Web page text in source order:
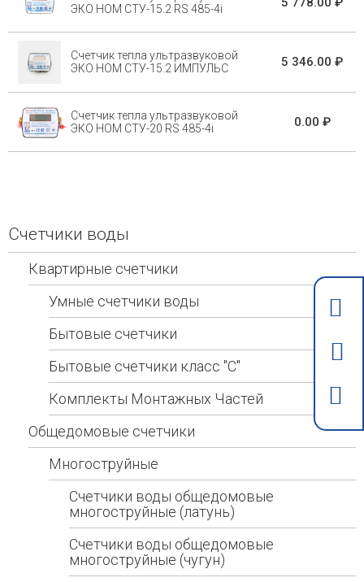
Счетчики воды
Квартирные счетчики
Умные счетчики воды
Бытовые счетчики
Бытовые счетчики класс "С"
Комплекты Монтажных Частей
Общедомовые счетчики
Многоструйные
Счетчики воды общедомовые
многоструйные (латунь)
Счетчики воды общедомовые
многоструйные (чугун)
ЭКО НОМ СТУ-15.2 RS 485-4i
Счетчик тепла ультразвуковой
ЭКО НОМ СТУ-15.2 ИМПУЛЬС
5 346.00 ₽
Счетчик тепла ультразвуковой
ЭКО НОМ СТУ-20 RS 485-4i
0.00 ₽